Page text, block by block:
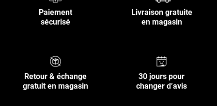
Paiement
sécurisé
Livraison gratuite
en magasin
Retour & échange
gratuit en magasin
30 jours pour
changer d’avis